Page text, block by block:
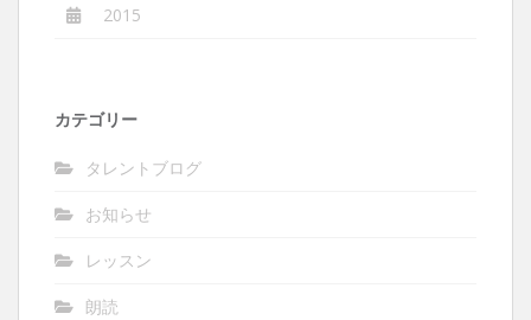
2015
カテゴリー
タレントブログ
お知らせ
レッスン
朗読